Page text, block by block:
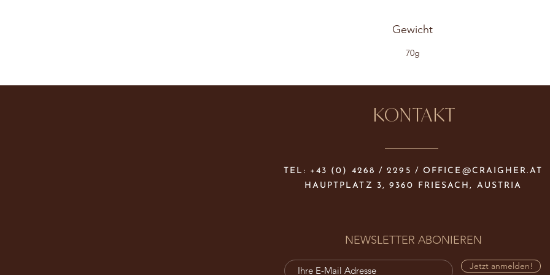
Gewicht
70g
KONTAKT
TEL: +43 (0) 4268 / 2295 / OFFICE@CRAIGHER.AT
HAUPTPLATZ 3, 9360 FRIESACH, AUSTRIA
NEWSLETTER ABONIEREN
Jetzt anmelden!